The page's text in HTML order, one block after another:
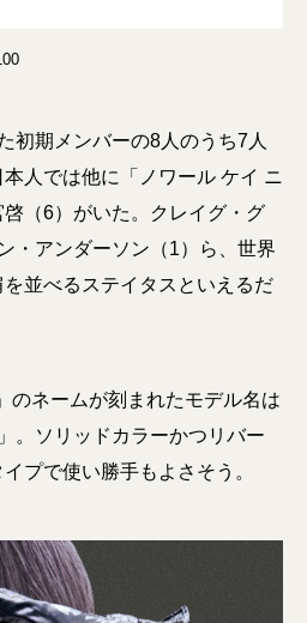
初期メンバーの8人のうち7人
人では他に「ノワール ケイ ニ
（6）がいた。クレイグ・グ
・アンダーソン（1）ら、世界
並べるステイタスといえるだ
のネームが刻まれたモデル名は
。ソリッドカラーかつリバー
プで使い勝手もよさそう。